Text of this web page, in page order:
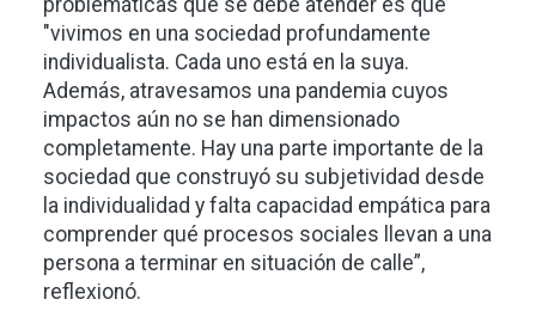
problemáticas que se debe atender es que
"vivimos en una sociedad profundamente
individualista. Cada uno está en la suya.
Además, atravesamos una pandemia cuyos
impactos aún no se han dimensionado
completamente. Hay una parte importante de la
sociedad que construyó su subjetividad desde
la individualidad y falta capacidad empática para
comprender qué procesos sociales llevan a una
persona a terminar en situación de calle”,
reflexionó.